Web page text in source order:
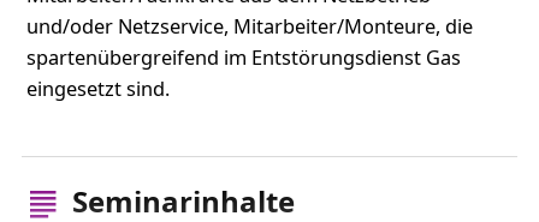
und/oder Netzservice, Mitarbeiter/Monteure, die
spartenübergreifend im Entstörungsdienst Gas
eingesetzt sind.
Seminarinhalte